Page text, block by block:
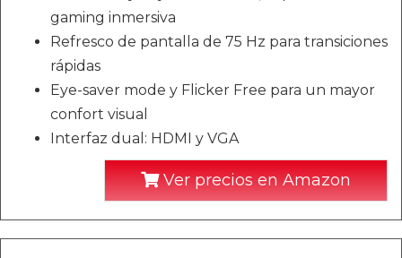
gaming inmersiva
Refresco de pantalla de 75 Hz para transiciones
rápidas
Eye-saver mode y Flicker Free para un mayor
confort visual
Interfaz dual: HDMI y VGA
Ver precios en Amazon